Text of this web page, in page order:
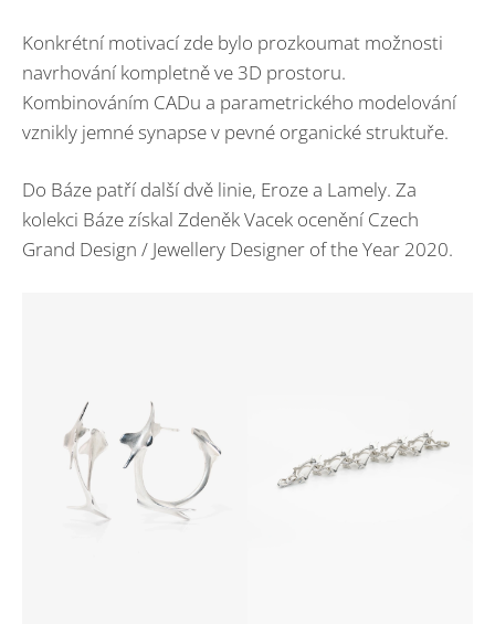
Konkrétní motivací zde bylo prozkoumat možnosti
navrhování kompletně ve 3D prostoru.
Kombinováním CADu a parametrického modelování
vznikly jemné synapse v pevné organické struktuře.
Do Báze patří další dvě linie, Eroze a Lamely. Za
kolekci Báze získal Zdeněk Vacek ocenění Czech
Grand Design / Jewellery Designer of the Year 2020.